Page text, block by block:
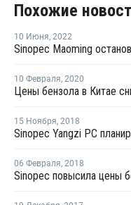
Похожие
10 Июня, 2022
10 Февраля, 2020
Цены бензола в Китае
15 Ноября, 2018
06 Февраля, 2018
Sinopec повысила цены